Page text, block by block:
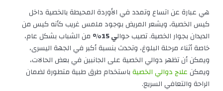
هي عبارة عن اتساع وتمدد في الأوردة المحيطة بالخصية داخل
كيس الخصية، ويشعر المريض بوجود ملمس غريب كأنه كيس من
الديدان بجوار الخصية. تصيب حوالي 15%
من الشباب بشكل عام،
خاصة أثناء مرحلة البلوغ، وتحدث بنسبة أكبر في الجهة اليسرى،
ويمكن أن تظهر دوالي الخصية على الجانبين في بعض الحالات،
ويمكنعلاج دوالي الخصيةباستخدام طرق طبية متطورة لضمان
الراحة والتعافي السريع.